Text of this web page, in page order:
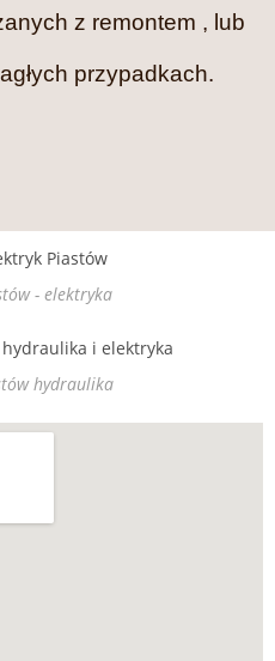
z remontem , lub
przypadkach.
- elektryka
hydraulika